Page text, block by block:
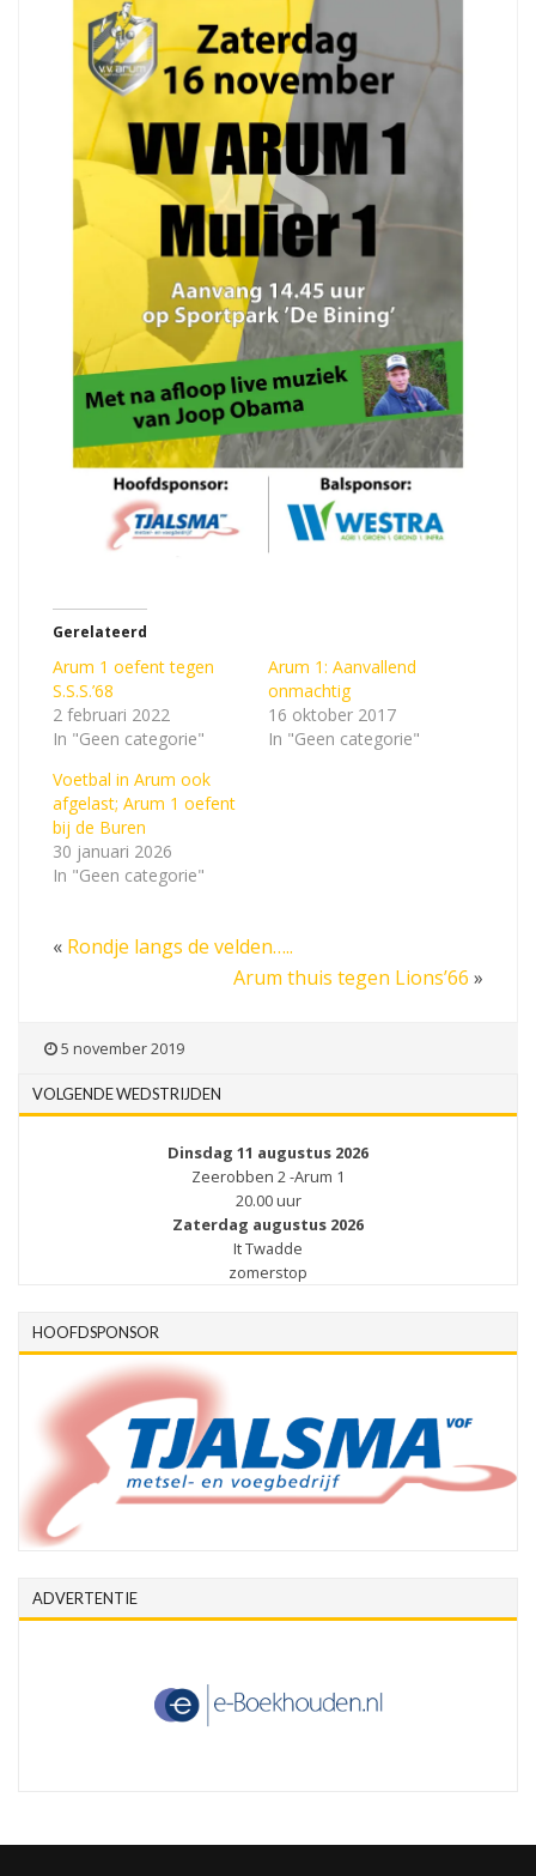
Gerelateerd
Arum 1 oefent tegen
S.S.S.’68
2 februari 2022
In "Geen categorie"
Arum 1: Aanvallend
onmachtig
16 oktober 2017
In "Geen categorie"
Voetbal in Arum ook
afgelast; Arum 1 oefent
bij de Buren
30 januari 2026
In "Geen categorie"
« Rondje langs de velden…..
Arum thuis tegen Lions’66 »
5 november 2019
VOLGENDE WEDSTRIJDEN
Dinsdag 11 augustus 2026
Zeerobben 2 -Arum 1
20.00 uur
Zaterdag augustus 2026
It Twadde
zomerstop
HOOFDSPONSOR
ADVERTENTIE